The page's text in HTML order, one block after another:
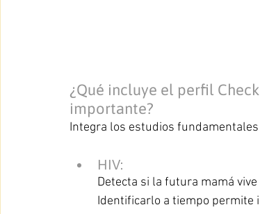
¿Qué incluye el perfil
importante?
Integra los estudios
HIV:
Detecta si la futura mamá
Identificarlo a tiempo permite